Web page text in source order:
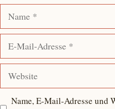
Name
Mail-
Website
Name, E-Mail-Adresse und